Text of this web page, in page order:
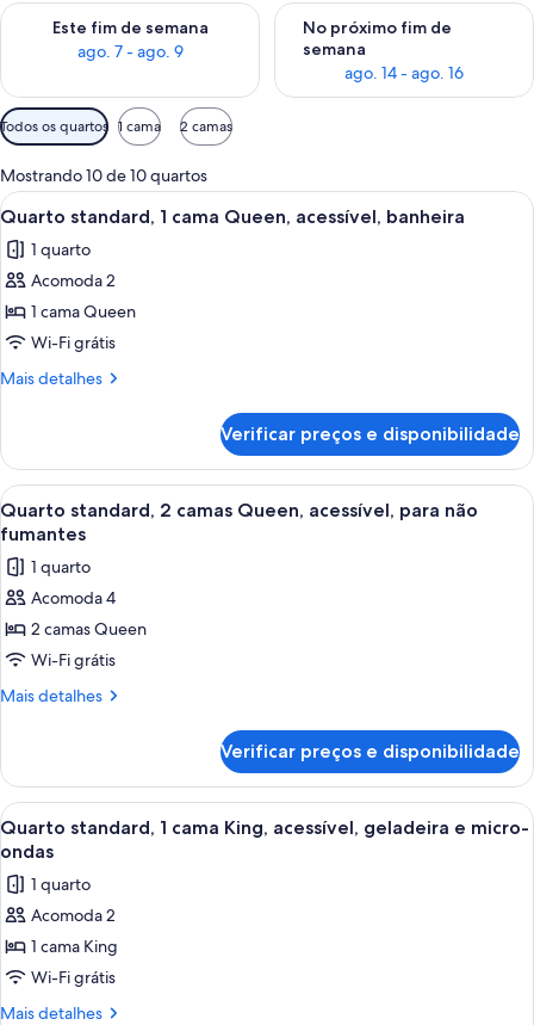
Este fim de semana
ago. 7 - ago. 9
Verifica a disponibilidade para este fim de semana, ago. 7 -
No próximo fim de
semana
ago. 14 - ago. 16
Verifica a disponibilidade
Filtros
disponíveis
para
os
quartos
Todos os quartos 1 cama 2 camas
Mostrando 10 de 10 quartos
Carrega
todas
as
fotos
de
Quarto
standard,
Queen,
acessível,
banheira
Quarto de hotel com uma cama
6
Quarto standard, 1 cama Queen, acessível, banheira
1 quarto
Acomoda 2
1 cama Queen
Wi-Fi grátis
Mais detalhes
Mais
standard,
cama
Queen,
banheira
Verificar preços e disponibilidade
Carrega
todas
as
fotos
de
Quarto
standard,
2
acessível,
para
não
fumantes
Quarto de hotel com duas camas,
10
Quarto standard, 2 camas Queen, acessível, para não
fumantes
1 quarto
Acomoda 4
2 camas Queen
Wi-Fi grátis
Mais detalhes
Mais
standard,
camas
Queen,
para
não
Verificar preços e disponibilidade
Carrega
todas
as
fotos
de
Quarto
standard,
1
Quarto de hotel com uma cama
9
Quarto standard, 1 cama King, acessível, geladeira e micro-
ondas
1 quarto
Acomoda 2
1 cama King
Wi-Fi grátis
Mais detalhes
Mais